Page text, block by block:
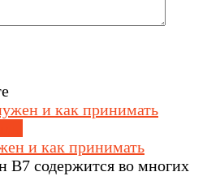
и как принимать
В7 содержится во многих